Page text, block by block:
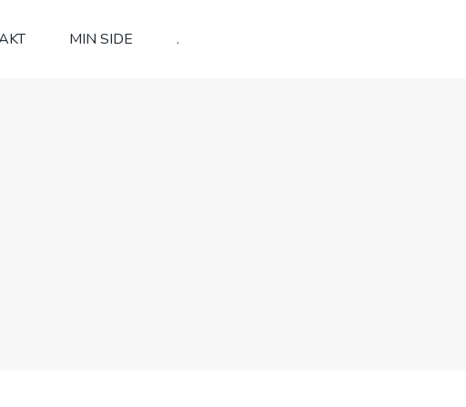
MIN SIDE .